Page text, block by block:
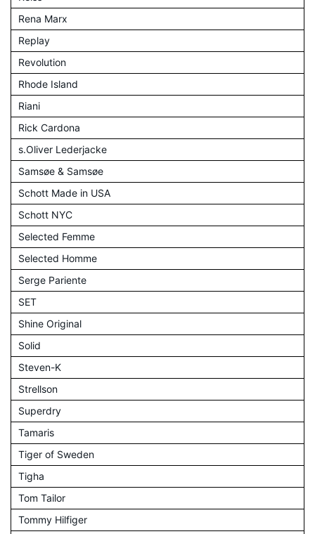
Rena Marx
Replay
Revolution
Rhode Island
Riani
Rick Cardona
s.Oliver Lederjacke
Samsøe & Samsøe
Schott Made in USA
Schott NYC
Selected Femme
Selected Homme
Serge Pariente
SET
Shine Original
Solid
Steven-K
Strellson
Superdry
Tamaris
Tiger of Sweden
Tigha
Tom Tailor
Tommy Hilfiger